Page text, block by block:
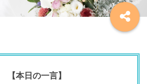
【本日の一言】